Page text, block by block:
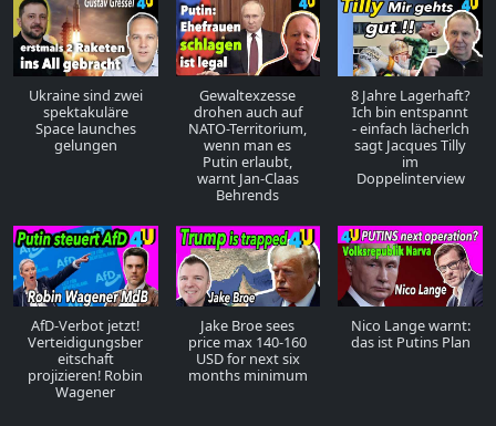
Ukraine sind zwei
spektakuläre
Space launches
gelungen
Gewaltexzesse
drohen auch auf
NATO-Territorium,
wenn man es
Putin erlaubt,
warnt Jan-Claas
Behrends
8 Jahre Lagerhaft?
Ich bin entspannt
- einfach lächerlch
sagt Jacques Tilly
im
Doppelinterview
AfD-Verbot jetzt!
Verteidigungsber
eitschaft
projizieren! Robin
Wagener
Jake Broe sees
price max 140-160
USD for next six
months minimum
Nico Lange warnt:
das ist Putins Plan